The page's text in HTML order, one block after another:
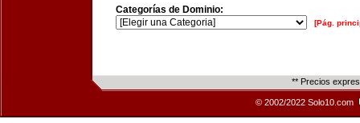
Categorías de Dominio:
[Pág.
** Precios
© 2002/2022 Solo10.com